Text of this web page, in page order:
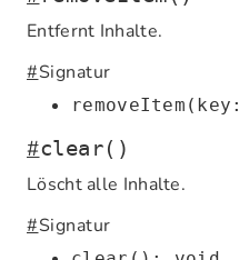
Entfernt Inhalte.
#Signatur
#clear()
Löscht alle Inhalte.
#Signatur